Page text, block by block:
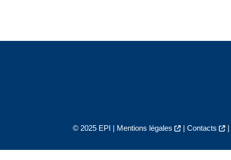
© 2025 EPI | Mentions légales | Contacts |